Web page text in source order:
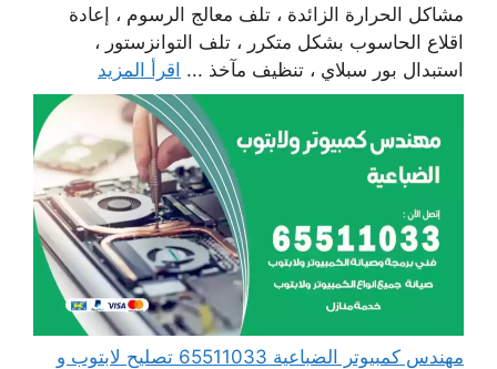
مشاكل الحرارة الزائدة ، تلف معالج الرسوم ، إعادة
اقلاع الحاسوب بشكل متكرر ، تلف التوانزستور ،
استبدال بور سبلاي ، تنظيف مآخذ ... اقرأ المزيد
مهندس كمبيوتر الضباعية 65511033 تصليح لابتوب و